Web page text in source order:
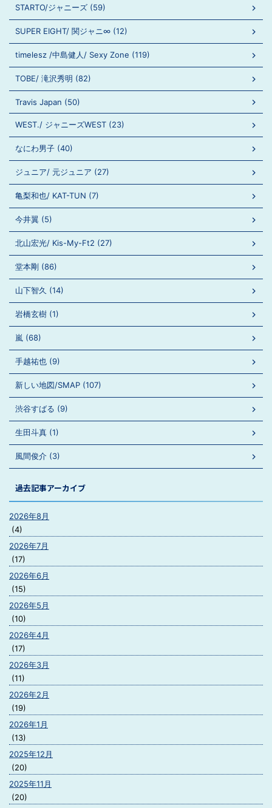
STARTO/ジャニーズ (59)
SUPER EIGHT/ 関ジャニ∞ (12)
timelesz /中島健人/ Sexy Zone (119)
TOBE/ 滝沢秀明 (82)
Travis Japan (50)
WEST./ ジャニーズWEST (23)
なにわ男子 (40)
ジュニア/ 元ジュニア (27)
亀梨和也/ KAT-TUN (7)
今井翼 (5)
北山宏光/ Kis-My-Ft2 (27)
堂本剛 (86)
山下智久 (14)
岩橋玄樹 (1)
嵐 (68)
手越祐也 (9)
新しい地図/SMAP (107)
渋谷すばる (9)
生田斗真 (1)
風間俊介 (3)
過去記事アーカイブ
2026年8月
(4)
2026年7月
(17)
2026年6月
(15)
2026年5月
(10)
2026年4月
(17)
2026年3月
(11)
2026年2月
(19)
2026年1月
(13)
2025年12月
(20)
2025年11月
(20)